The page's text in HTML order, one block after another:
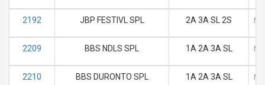
2192 JBP FESTIVL SPL 2A 3A SL 2S M
2209 BBS NDLS SPL 1A 2A 3A SL M
2210 BBS DURONTO SPL 1A 2A 3A SL M